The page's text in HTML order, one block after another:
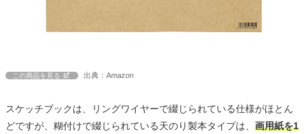
この商品を見る 出典：Amazon
スケッチブックは、リングワイヤーで綴じられている仕様がほとん
どですが、糊付けで綴じられている天のり製本タイプは、 画用紙を1